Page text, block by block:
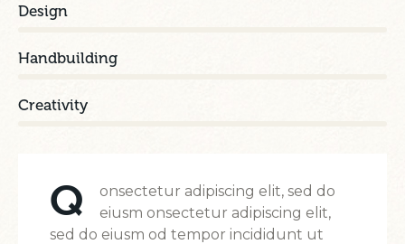
Design
Handbuilding
Creativity
Q
onsectetur adipiscing elit, sed do
eiusm onsectetur adipiscing elit,
sed do eiusm od tempor incididunt ut